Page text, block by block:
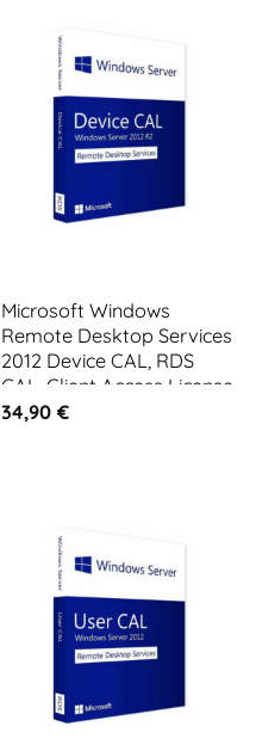
Microsoft Windows
Remote Desktop Services
2012 Device CAL, RDS
CAL, Client Access License
1 CAL
34,90 €